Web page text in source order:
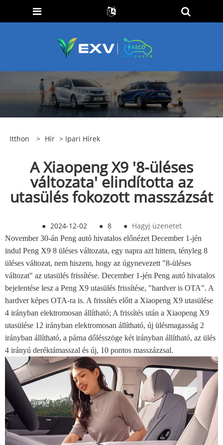
Itthon > Hír > Ipari Hírek
A Xiaopeng X9 '8-üléses
változata' elindította az
utasülés fokozott masszázsát
● 2024-12-02 ● 8 ● Hagyj üzenetet
November 30-án Peng autó hivatalos előnézet December 1-jén
indul Peng X9 8 üléses változata, egy napra azt hittem, tényleg 8
üléses változat, nem hiszem, hogy az úgynevezett "8-üléses
változat" az utasülés frissítése. December 1-jén Peng autó hivatalos
bejelentése lesz a Peng X9 utasülés frissítése, "hardver is OTA". A
hardver képes OTA-ra is. A frissítés előtt a Xiaopeng X9 utasülése
4 irányban elektromosan állítható; A frissítés után a Xiaopeng X9
utasülése 12 irányban elektromosan állítható, új ülésmagasság 2
irányban állítható, a párna dőlésszöge két irányban állítható, az ülés
4 irányú deréktámasszal és új, 10 pontos masszázzsal.